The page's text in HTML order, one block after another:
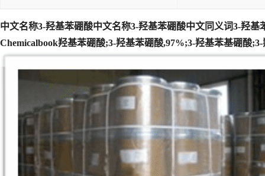
中文名称3-羟基苯硼酸中文名称3-羟基苯硼酸中文同义词3-羟
Chemicalbook羟基苯硼酸;3-羟基苯硼酸,97%;3-羟基苯基硼酸